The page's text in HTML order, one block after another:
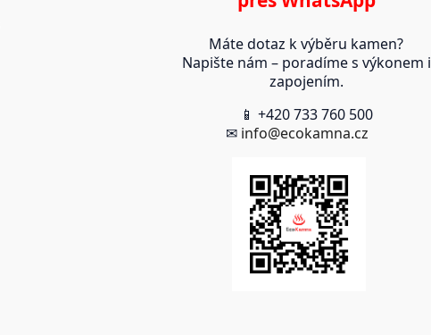
Máte dotaz k výběru kamen?
Napište nám – poradíme s výkonem i
zapojením.
📱 +420 733 760 500
✉ info@ecokamna.cz